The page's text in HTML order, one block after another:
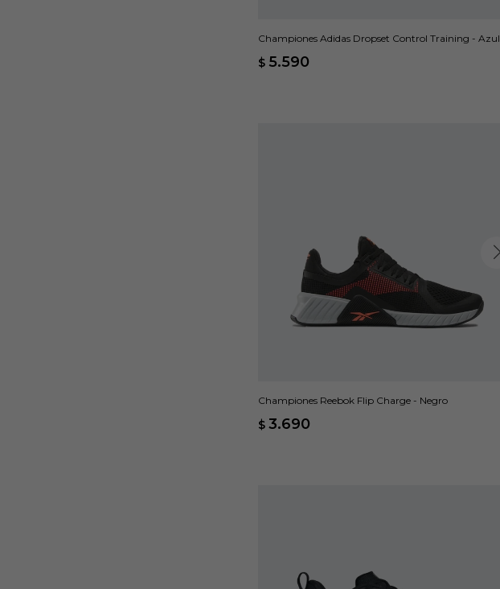
Championes Adidas Dropset Control Training - Azul
$ 5.590
Championes Reebok Flip Charge - Negro
$ 3.690